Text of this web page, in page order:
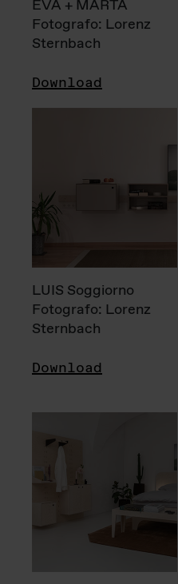
EVA + MARTA
Fotografo: Lorenz
Sternbach
Download
LUIS Soggiorno
Fotografo: Lorenz
Sternbach
Download